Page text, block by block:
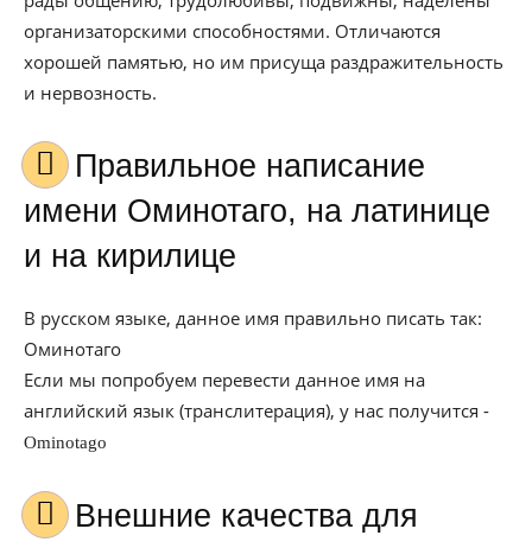
организаторскими способностями. Отличаются
хорошей памятью, но им присуща раздражительность
и нервозность.
Правильное написание
имени Оминотаго, на латинице
и на кирилице
В русском языке, данное имя правильно писать так:
Оминотаго
Если мы попробуем перевести данное имя на
английский язык (транслитерация), у нас получится -
Ominotago
Внешние качества для